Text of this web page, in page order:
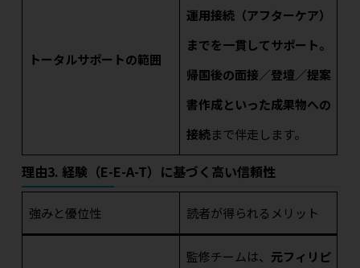
トータルサポートの範囲
運用接続（アフターケア）
までを一貫してサポート。
帰国後の面接／登壇／提案
書作成といった成果物への
接続まで伴走します。
理由3. 経験（E-E-A-T）に基づく高い信頼性
強みと優位性 読者が得られるメリット
監修チームは、 元フィリピ